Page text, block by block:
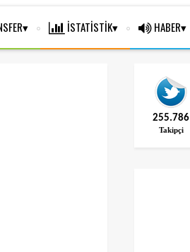
İSTATİSTİK HABER
255.786
Takipçi